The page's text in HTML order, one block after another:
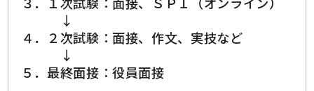
↓
４．２次試験：面接、作文、実技など
↓
５．最終面接：役員面接